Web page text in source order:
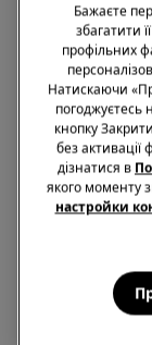
Плавки Бікіні
Переробленої
669,00 грн.
Бажаєте
збагатити
профільних
Натискаючи
погоджуєтесь
кнопку
без
дізнатися в
якого моменту
настройки